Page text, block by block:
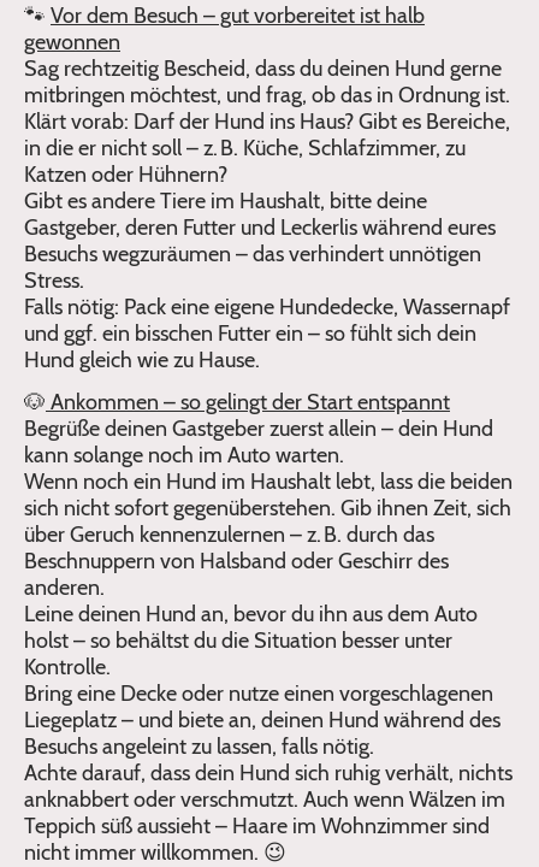
🐾 Vor dem Besuch – gut vorbereitet ist halb
gewonnen
Sag rechtzeitig Bescheid, dass du deinen Hund gerne
mitbringen möchtest, und frag, ob das in Ordnung ist.
Klärt vorab: Darf der Hund ins Haus? Gibt es Bereiche,
in die er nicht soll – z. B. Küche, Schlafzimmer, zu
Katzen oder Hühnern?
Gibt es andere Tiere im Haushalt, bitte deine
Gastgeber, deren Futter und Leckerlis während eures
Besuchs wegzuräumen – das verhindert unnötigen
Stress.
Falls nötig: Pack eine eigene Hundedecke, Wassernapf
und ggf. ein bisschen Futter ein – so fühlt sich dein
Hund gleich wie zu Hause.
🐶 Ankommen – so gelingt der Start entspannt
Begrüße deinen Gastgeber zuerst allein – dein Hund
kann solange noch im Auto warten.
Wenn noch ein Hund im Haushalt lebt, lass die beiden
sich nicht sofort gegenüberstehen. Gib ihnen Zeit, sich
über Geruch kennenzulernen – z. B. durch das
Beschnuppern von Halsband oder Geschirr des
anderen.
Leine deinen Hund an, bevor du ihn aus dem Auto
holst – so behältst du die Situation besser unter
Kontrolle.
Bring eine Decke oder nutze einen vorgeschlagenen
Liegeplatz – und biete an, deinen Hund während des
Besuchs angeleint zu lassen, falls nötig.
Achte darauf, dass dein Hund sich ruhig verhält, nichts
anknabbert oder verschmutzt. Auch wenn Wälzen im
Teppich süß aussieht – Haare im Wohnzimmer sind
nicht immer willkommen. 😉